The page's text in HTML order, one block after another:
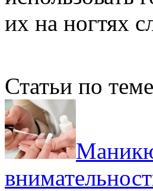
их на ногтях
Статьи по теме